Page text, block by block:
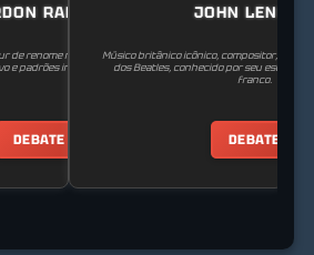
RAMSAY
de renome mundial, famoso por seu
e padrões intransigentes na cozinha.
DEBATE
JOHN LENNON
Músico britânico icônico, compositor,
dos Beatles, conhecido por seu estilo
franco.
DEBATE